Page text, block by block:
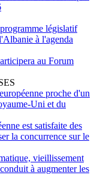
législatif
à l'agenda
au Forum
proche d'un
Uni et du
est satisfaite des
la concurrence sur le
vieillissement
à augmenter les